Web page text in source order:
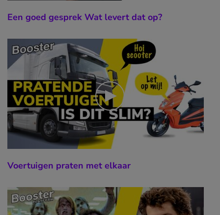
Een goed gesprek Wat levert dat op?
Voertuigen praten met elkaar